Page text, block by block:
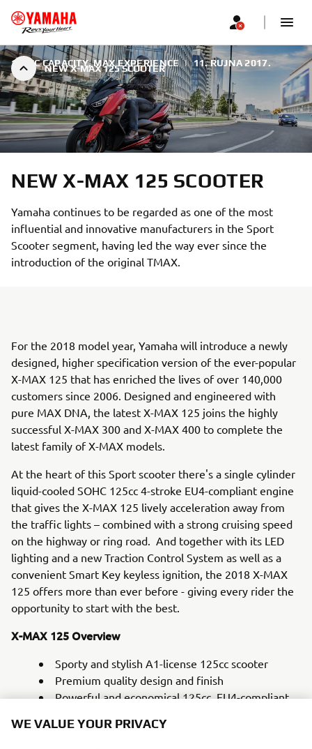
NEW X-MAX 125 SCOOTER
125CC CAPACITY, MAX EXPERIENCE | 11. RUJNA 2017.
NEW X-MAX 125 SCOOTER
Yamaha continues to be regarded as one of the most
influential and innovative manufacturers in the Sport
Scooter segment, having led the way ever since the
introduction of the original TMAX.
For the 2018 model year, Yamaha will introduce a newly
designed, higher specification version of the ever-popular
X-MAX 125 that has enriched the lives of over 140,000
customers since 2006. Designed and engineered with
pure MAX DNA, the latest X-MAX 125 joins the highly
successful X-MAX 300 and X-MAX 400 to complete the
latest family of X-MAX models.
At the heart of this Sport scooter there's a single cylinder
liquid-cooled SOHC 125cc 4-stroke EU4-compliant engine
that gives the X-MAX 125 lively acceleration away from
the traffic lights – combined with a strong cruising speed
on the highway or ring road. And together with its LED
lighting and a new Traction Control System as well as a
convenient Smart Key keyless ignition, the 2018 X-MAX
125 offers more than ever before - giving every rider the
opportunity to start with the best.
X-MAX 125 Overview
Sporty and stylish A1-license 125cc scooter
Premium quality design and finish
Powerful and economical 125cc, EU4-compliant
New dual LED headlights and LED tail lights
WE VALUE YOUR PRIVACY